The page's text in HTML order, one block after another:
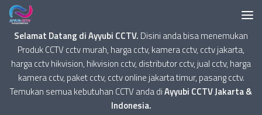
Selamat Datang di Ayyubi CCTV. Disini anda bisa menemukan
Produk CCTV cctv murah, harga cctv, kamera cctv, cctv jakarta,
harga cctv hikvision, hikvision cctv, distributor cctv, jual cctv, harga
kamera cctv, paket cctv, cctv online jakarta timur, pasang cctv.
Temukan semua kebutuhan CCTV anda diAyyubi CCTV Jakarta &
Indonesia.